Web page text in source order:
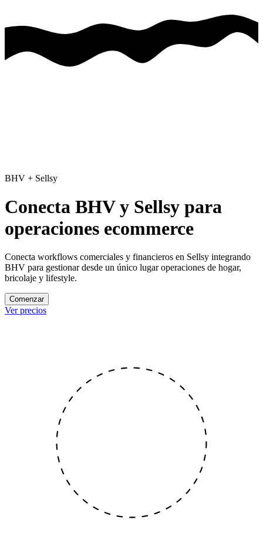
BHV + Sellsy
Conecta BHV y Sellsy para
operaciones ecommerce
Conecta workflows comerciales y financieros en Sellsy integrando
BHV para gestionar desde un único lugar operaciones de hogar,
bricolaje y lifestyle.
Comenzar
Ver precios